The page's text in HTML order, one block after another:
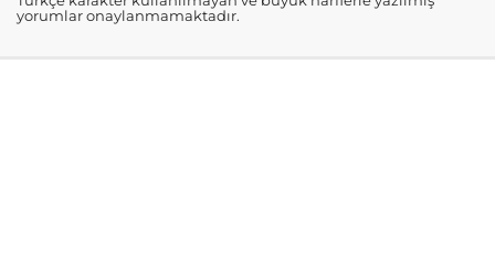
yorumlar onaylanmamaktadır.